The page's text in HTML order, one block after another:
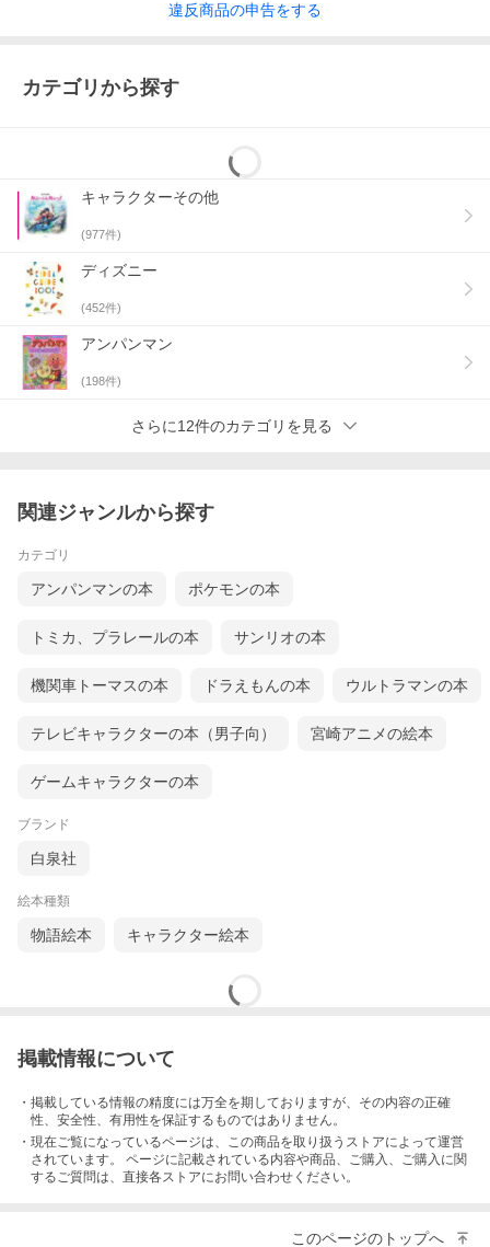
違反商品の申告をする
カテゴリから探す
キャラクターその他
(977件)
ディズニー
(452件)
アンパンマン
(198件)
さらに12件のカテゴリを見る
関連ジャンルから探す
カテゴリ
アンパンマンの本 ポケモンの本
トミカ、プラレールの本 サンリオの本
機関車トーマスの本 ドラえもんの本 ウルトラマンの本
テレビキャラクターの本（男子向） 宮崎アニメの絵本
ゲームキャラクターの本
ブランド
白泉社
絵本種類
物語絵本 キャラクター絵本
掲載情報について
・掲載している情報の精度には万全を期しておりますが、その内容の正確
性、安全性、有用性を保証するものではありません。
・現在ご覧になっているページは、この商品を取り扱うストアによって運営
されています。 ページに記載されている内容や商品、ご購入 、ご購入に関
するご質問は、直接各ストアにお問い合わせください。
このページのトップへ